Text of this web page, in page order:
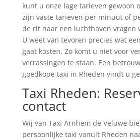
kunt u onze lage tarieven gewoon
zijn vaste tarieven per minuut of
de rit naar een luchthaven vragen
U weet van tevoren precies wat
gaat kosten. Zo komt u niet voor
verrassingen te staan. Een
goedkope taxi in Rheden vindt u
Taxi Rheden:
contact
Wij van Taxi Arnhem de Veluwe
persoonlijke taxi vanuit Rheden